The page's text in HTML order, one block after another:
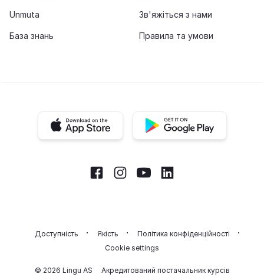
Unmuta
База знань
Зв'яжіться з нами
Правила та умови
iOS app Android app
FacebookInstagram
YoutubeLinkedIn
Доступність Якість
Політика конфіденційності
Cookie settings
© 2026 Lingu AS Акредитований постачальник курсів